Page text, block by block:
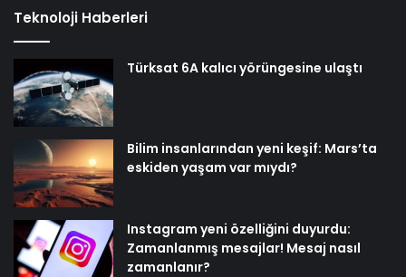
Teknoloji Haberleri
Türksat 6A kalıcı yörüngesine ulaştı
Bilim insanlarından yeni keşif: Mars’ta
eskiden yaşam var mıydı?
Instagram yeni özelliğini duyurdu:
Zamanlanmış mesajlar! Mesaj nasıl
zamanlanır?